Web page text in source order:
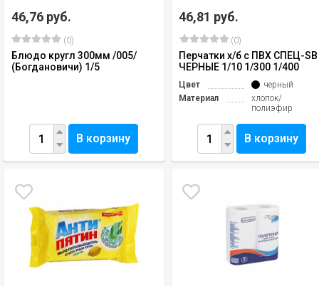
46,76 руб.
(0)
Блюдо кругл 300мм /005/
(Богдановичи) 1/5
В корзину
46,81 руб.
(0)
Перчатки х/б с ПВХ СПЕЦ-SB
ЧЕРНЫЕ 1/10 1/300 1/400
Цвет
черный
Материал
хлопок/
полиэфир
В корзину